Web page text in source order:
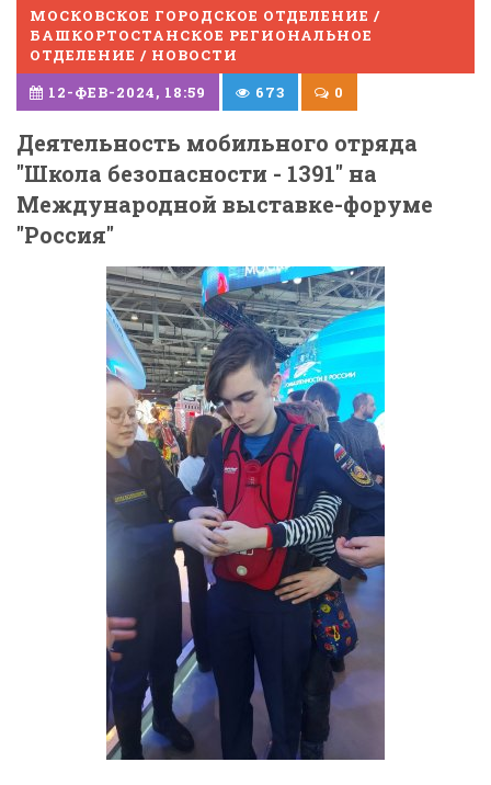
МОСКОВСКОЕ ГОРОДСКОЕ ОТДЕЛЕНИЕ /
БАШКОРТОСТАНСКОЕ РЕГИОНАЛЬНОЕ
ОТДЕЛЕНИЕ / НОВОСТИ
12-ФЕВ-2024, 18:59
673 0
Деятельность мобильного отряда
"Школа безопасности - 1391" на
Международной выставке-форуме
"Россия"